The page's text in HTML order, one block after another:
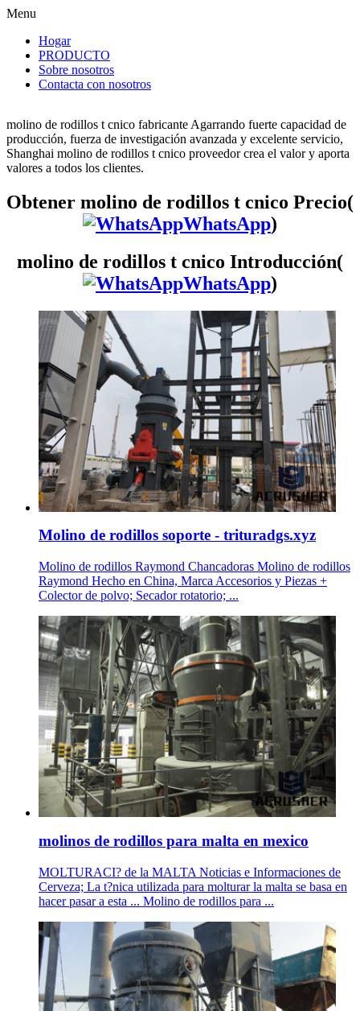
Menu
Hogar
PRODUCTO
Sobre nosotros
Contacta con nosotros
molino de rodillos t cnico fabricante Agarrando fuerte capacidad de
producción, fuerza de investigación avanzada y excelente servicio,
Shanghai molino de rodillos t cnico proveedor crea el valor y aporta
valores a todos los clientes.
Obtener molino de rodillos t cnico Precio(
WhatsApp)
molino de rodillos t cnico Introducción(
WhatsApp)
Molino de rodillos soporte - trituradgs.xyz
Molino de rodillos Raymond Chancadoras Molino de rodillos
Raymond Hecho en China, Marca Accesorios y Piezas +
Colector de polvo; Secador rotatorio; ...
molinos de rodillos para malta en mexico
MOLTURACI? de la MALTA Noticias e Informaciones de
Cerveza; La t?nica utilizada para molturar la malta se basa en
hacer pasar a esta ... Molino de rodillos para ...